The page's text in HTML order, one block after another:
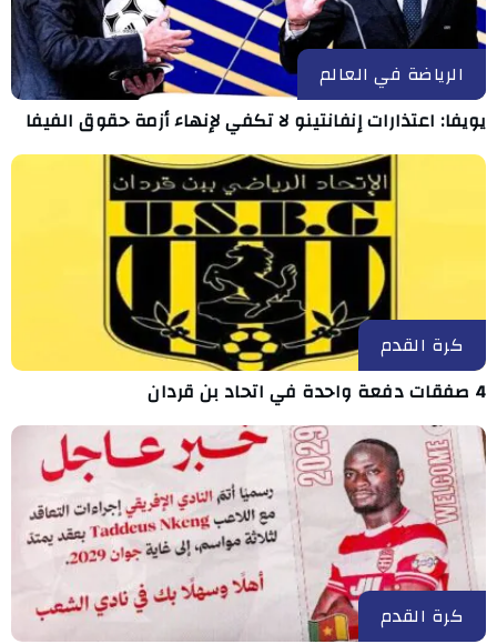
الرياضة في العالم
يويفا: اعتذارات إنفانتينو لا تكفي لإنهاء أزمة حقوق الفيفا
كرة القدم
4 صفقات دفعة واحدة في اتحاد بن قردان
كرة القدم